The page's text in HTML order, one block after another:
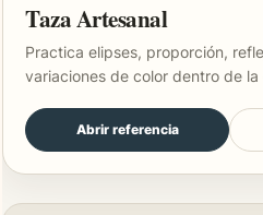
Taza Artesanal
Practica elipses, proporción,
variaciones de color dentro de la
Abrir referencia